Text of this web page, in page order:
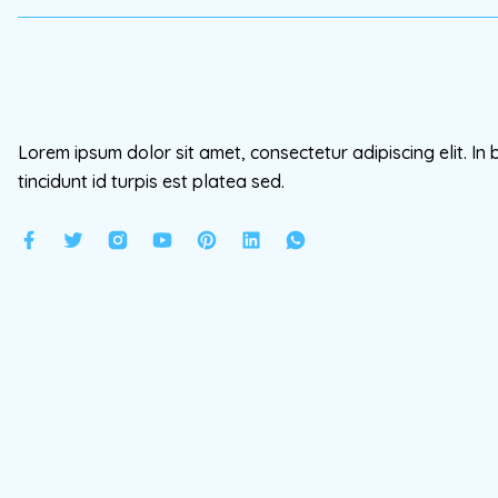
Lorem ipsum dolor sit amet, consectetur adipiscing elit. In
tincidunt id turpis est platea sed.